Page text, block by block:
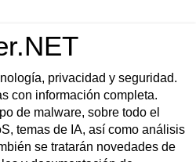
privacidad y seguridad.
con información completa.
de malware, sobre todo el
temas de IA, así como análisis
se tratarán novedades de